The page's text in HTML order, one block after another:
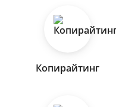
Копирайтинг